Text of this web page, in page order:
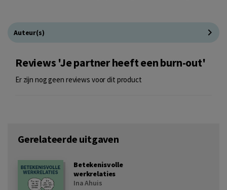
Auteur(s)
Reviews 'Je partner heeft een burn-out'
Er zijn nog geen reviews voor dit product
Gerelateerde uitgaven
Betekenisvolle
werkrelaties
Ina Ahuis